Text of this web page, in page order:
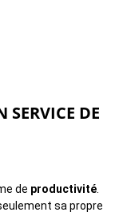
SERVICE DE
de productivité.
sa propre